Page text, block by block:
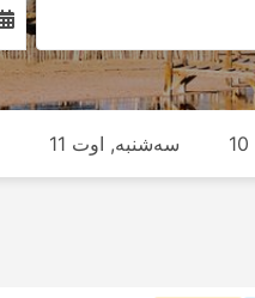
سه‌شنبه, اوت 11